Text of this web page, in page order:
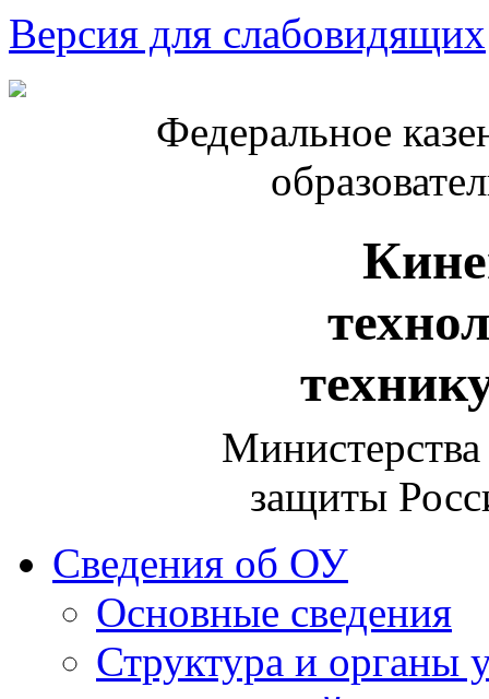
Версия для слабовидящих
Федеральное
защиты
Сведения об ОУ
Основные сведения
Структура и органы